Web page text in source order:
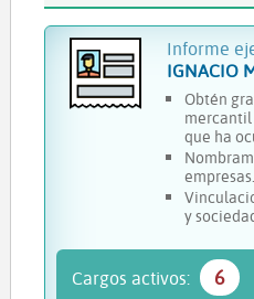
Informe
IGNACIO
Obtén
mercantil
que ha
empresas.
y
Cargos activos: 6